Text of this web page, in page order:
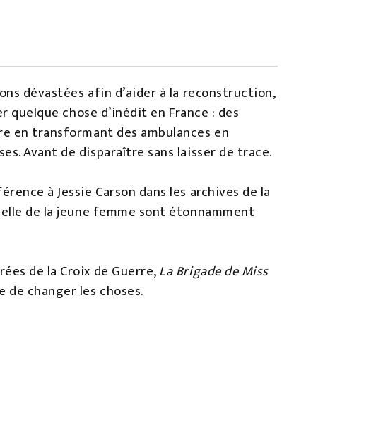
dévastées afin d’aider à la reconstruction,
quelque chose d’inédit en France : des
en transformant des ambulances en
Avant de disparaître sans laisser de trace.
à Jessie Carson dans les archives de la
de la jeune femme sont étonnamment
de la Croix de Guerre,La Brigade de Miss
changer les choses.